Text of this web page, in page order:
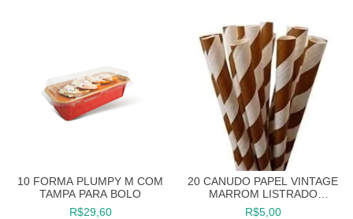
10 FORMA PLUMPY M COM
TAMPA PARA BOLO
R$29,60
20 CANUDO PAPEL VINTAGE
MARROM LISTRADO
CANUDINHO
R$5,00